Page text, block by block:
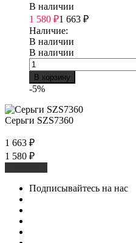
В наличии
1 580 ₽1 663 ₽
Наличие:
В наличии
В наличии
В корзину
-5%
Серьги SZS7360
1 663 ₽
1 580 ₽
Подписывайтесь на нас